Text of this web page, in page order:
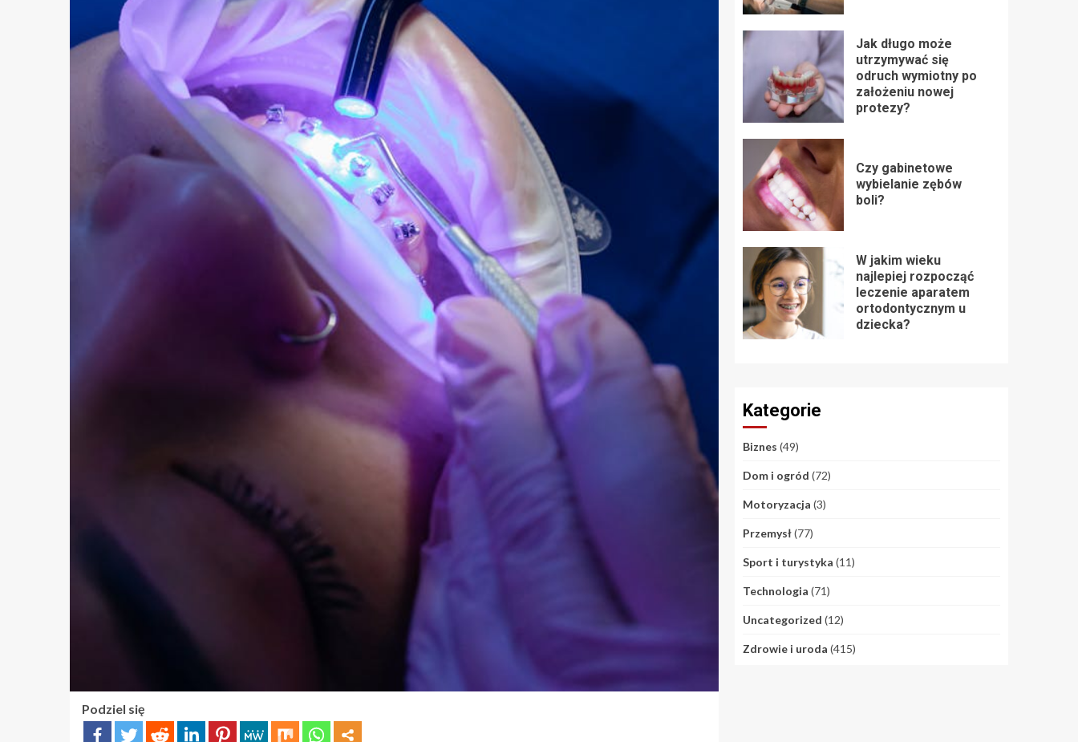
Podziel się
Jak długo może
utrzymywać się
odruch wymiotny po
założeniu nowej
protezy?
Czy gabinetowe
wybielanie zębów
boli?
W jakim wieku
najlepiej rozpocząć
leczenie aparatem
ortodontycznym u
dziecka?
Kategorie
Biznes (49)
Dom i ogród (72)
Motoryzacja (3)
Przemysł(77)
Sport i turystyka (11)
Technologia (71)
Uncategorized (12)
Zdrowie i uroda (415)